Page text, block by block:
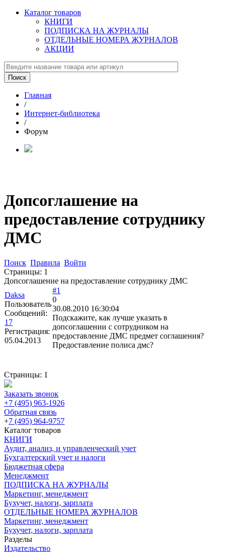
Каталог товаров
КНИГИ
ПОДПИСКА НА ЖУРНАЛЫ
ОТДЕЛЬНЫЕ НОМЕРА ЖУРНАЛОВ
АКЦИИ
Главная
/
Интернет-библиотека
/
Форум
Допсоглашение на
предоставление сотруднику
ДМС
Поиск Правила Войти
Страницы: 1
Допсоглашение на предоставление сотруднику ДМС
Daksa
Пользователь
Сообщений:
17
Регистрация:
05.04.2013
#1
0
30.08.2010 16:30:04
Подскажите, как лучше указать в
допсоглашении с сотрудником на
предоставление ДМС предмет соглашения?
Предоставление полиса дмс?
Страницы: 1
Заказать звонок
+7 (495) 963-1926
Обратная связь
+7 (495) 964-9757
Каталог товаров
КНИГИ
Аудит, анализ, и управленческий учет
Бухгалтерский учет и налоги
Бюджетная сфера
Менеджмент
ПОДПИСКА НА ЖУРНАЛЫ
Маркетинг, менеджмент
Бухучет, налоги, зарплата
ОТДЕЛЬНЫЕ НОМЕРА ЖУРНАЛОВ
Маркетинг, менеджмент
Бухучет, налоги, зарплата
Разделы
Издательство